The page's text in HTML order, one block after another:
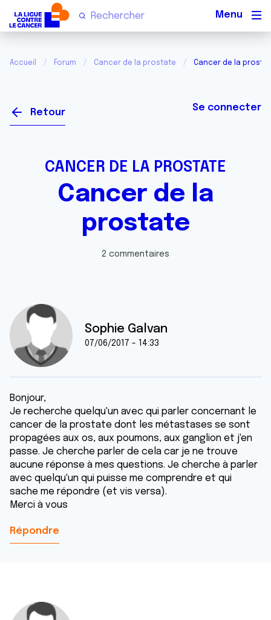
Accueil Forum Cancer de la prostate Cancer de la
Retour Se connecter
CANCER DE LA PROSTATE
Cancer de la
prostate
2 commentaires
Sophie Galvan
07/06/2017 - 14:33
Bonjour,
Je recherche quelqu'un avec qui parler concernant le
cancer de la prostate dont les métastases se sont
propagées aux os, aux poumons, aux ganglion et j'en
passe. Je cherche parler de cela car je ne trouve
aucune réponse à mes questions. Je cherche à parler
avec quelqu'un qui puisse me comprendre et qui
sache me répondre (et vis versa).
Merci à vous
Répondre